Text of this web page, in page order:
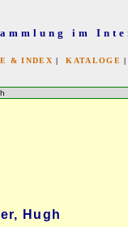
im
& INDEX |KATALOGE
Hugh